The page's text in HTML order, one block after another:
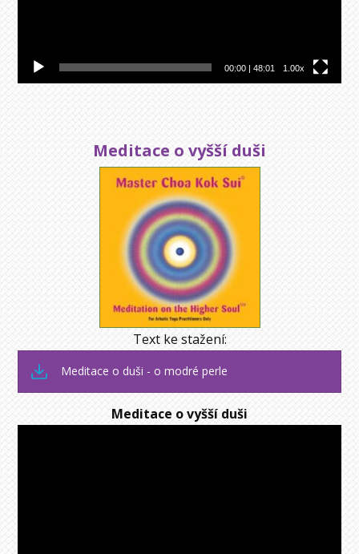
00:00| 48:01 1.00x
Meditace o vyšší duši
Text ke stažení:
Meditace o duši - o modré perle
Meditace o vyšší duši